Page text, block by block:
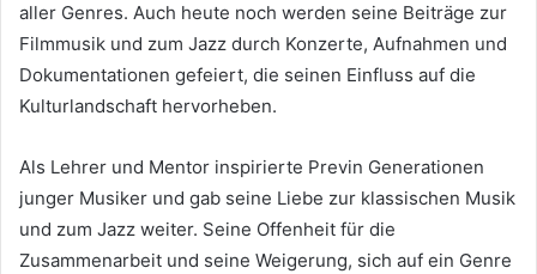
aller Genres. Auch heute noch werden seine Beiträge zur
Filmmusik und zum Jazz durch Konzerte, Aufnahmen und
Dokumentationen gefeiert, die seinen Einfluss auf die
Kulturlandschaft hervorheben.
Als Lehrer und Mentor inspirierte Previn Generationen
junger Musiker und gab seine Liebe zur klassischen Musik
und zum Jazz weiter. Seine Offenheit für die
Zusammenarbeit und seine Weigerung, sich auf ein Genre